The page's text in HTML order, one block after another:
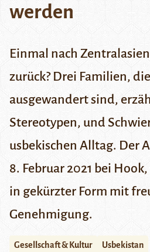
werden
Einmal nach
zurück? Drei Familien,
ausgewandert sind,
Stereotypen, und
usbekischen Alltag. Der
8. Februar 2021 bei Hook
in gekürzter Form mit
Genehmigung.
Gesellschaft & Kultur
Usbekistan